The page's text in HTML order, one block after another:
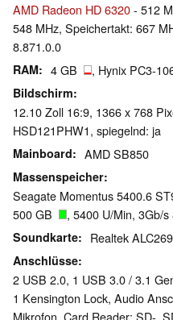
AMD Radeon HD 6320- 512
548 MHz, Speichertakt: 667
8.871.0.0
RAM 4 GB , Hynix PC3-
Bildschirm
12.10 Zoll 16:9, 1366 x 768
HSD121PHW1, spiegelnd: ja
Mainboard AMD SB850
Massenspeicher
Seagate Momentus 5400.6
500 GB
, 5400 U/Min, 3Gb/
Soundkarte Realtek ALC269
Anschlüsse
2 USB 2.0, 1 USB 3.0 / 3.1
1 Kensington Lock, Audio
Mikrofon, Card Reader: SD-,